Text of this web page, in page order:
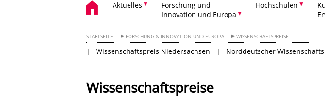
Aktuelles
Forschung und
Innovation und Europa
Hochschulen
STARTSEITE FORSCHUNG & INNOVATION UND EUROPA WISSENSCHAFTSPREISE
Wissenschaftspreis Niedersachsen Norddeutscher
Wissenschaftspreise